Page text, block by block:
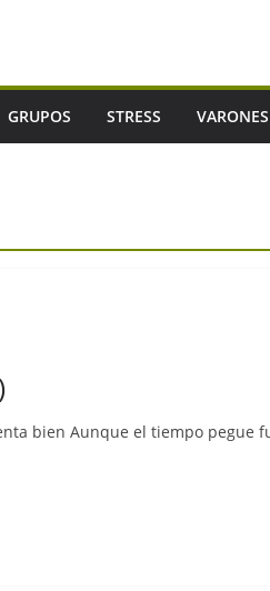
GRUPOS STRESS VARONES
bien Aunque el tiempo pegue